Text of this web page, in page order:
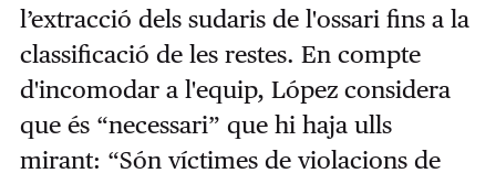
l’extracció dels sudaris de l'ossari fins a la
classificació de les restes. En compte
d'incomodar a l'equip, López considera
que és “necessari” que hi haja ulls
mirant: “Són víctimes de violacions de